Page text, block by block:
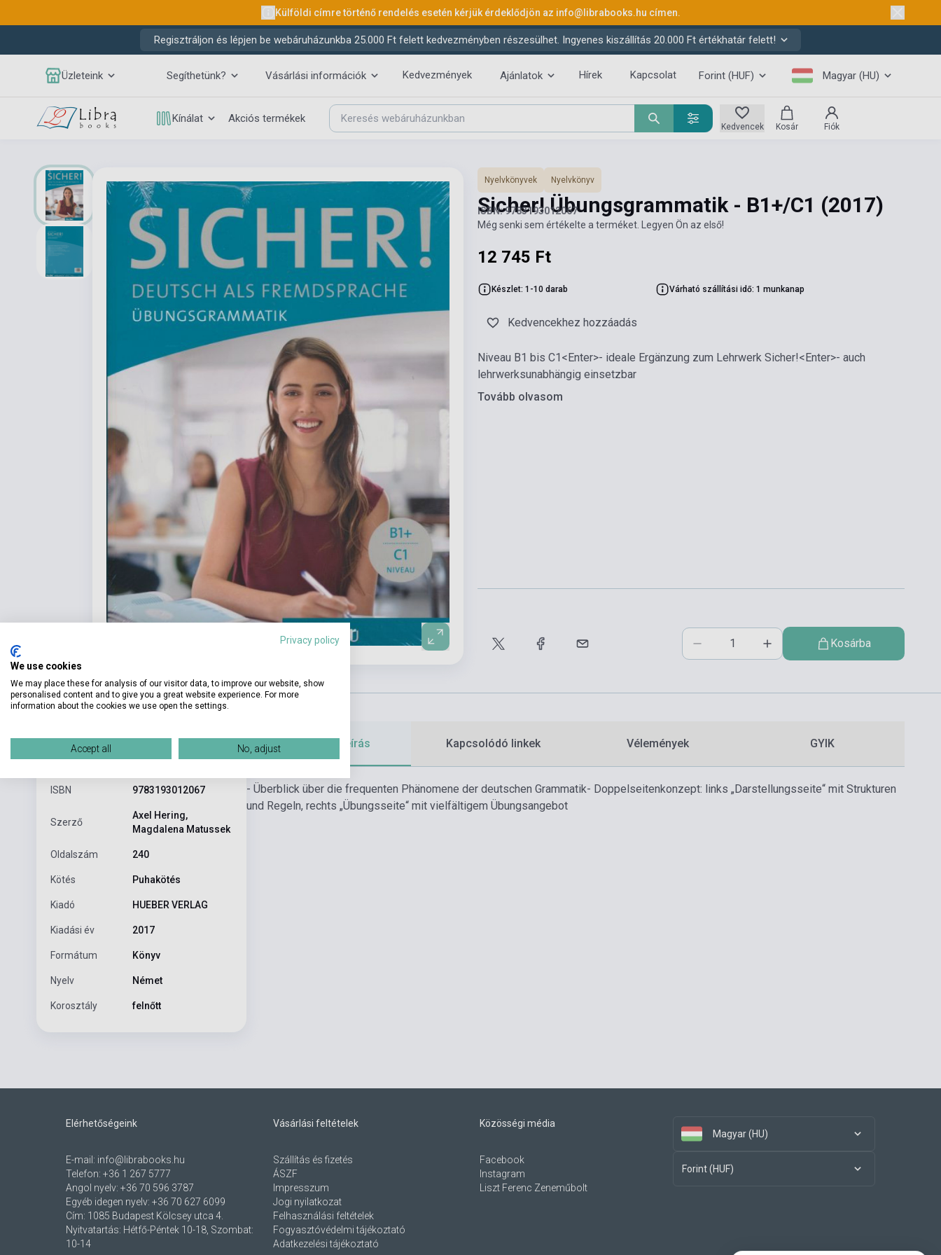
Külföldi címre történő rendelés esetén kérjük érdeklődjön az info@librabooks.hu címen.
Regisztráljon és lépjen be webáruházunkba 25.000 Ft felett kedvezményben részesülhet. Ingyenes kiszállítás 20.000 Ft értékhatár felett!
Üzleteink Segíthetünk? Vásárlási információk Kedvezmények Ajánlatok Hírek Kapcsolat Forint (HUF) Magyar (HU)
Kínálat Akciós termékek
Kedvencek Kosár Fiók
Nyelvkönyvek Nyelvkönyv
Sicher! Übungsgrammatik - B1+/C1 (2017)
ISBN: 9783193012067
Még senki sem értékelte a terméket. Legyen Ön az első!
12 745 Ft
Készlet: 1-10 darab Várható szállítási idő: 1 munkanap
Kedvencekhez hozzáadás
Niveau B1 bis C1<Enter>- ideale Ergänzung zum Lehrwerk Sicher!<Enter>- auch
lehrwerksunabhängig einsetzbar
Tovább olvasom
Kosárba
Termékjellemzők
ISBN 9783193012067
Szerző
Axel Hering,
Magdalena Matussek
Oldalszám 240
Kötés Puhakötés
Kiadó HUEBER VERLAG
Kiadási év 2017
Formátum Könyv
Nyelv Német
Korosztály felnőtt
Részletes leírás Kapcsolódó linkek Vélemények GYIK
- Überblick über die frequenten Phänomene der deutschen Grammatik- Doppelseitenkonzept: links „Darstellungsseite“ mit Strukturen
und Regeln, rechts „Übungsseite“ mit vielfältigem Übungsangebot
Elérhetőségeink
E-mail: info@librabooks.hu
Telefon: +36 1 267 5777
Angol nyelv: +36 70 596 3787
Egyéb idegen nyelv: +36 70 627 6099
Cím: 1085 Budapest Kölcsey utca 4.
Nyitvatartás: Hétfő-Péntek 10-18, Szombat:
10-14
Vásárlási feltételek
Szállítás és fizetés
ÁSZF
Impresszum
Jogi nyilatkozat
Felhasználási feltételek
Fogyasztóvédelmi tájékoztató
Adatkezelési tájékoztató
Közösségi média
Facebook
Instagram
Liszt Ferenc Zeneműbolt
Magyar (HU)
Forint (HUF)
Privacy policy
We use cookies
We may place these for analysis of our visitor data, to improve our website, show
personalised content and to give you a great website experience. For more
information about the cookies we use open the settings.
Accept all No, adjust